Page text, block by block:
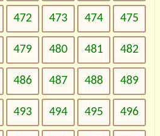
472 473 474 475
479 480 481 482
486 487 488 489
493 494 495 496